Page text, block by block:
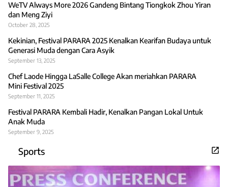
WeTV Always More 2026 Gandeng Bintang Tiongkok Zhou Yiran
dan Meng Ziyi
October 28, 2025
Kekinian, Festival PARARA 2025 Kenalkan Kearifan Budaya untuk
Generasi Muda dengan Cara Asyik
September 13, 2025
Chef Laode Hingga LaSalle College Akan meriahkan PARARA
Mini Festival 2025
September 11, 2025
Festival PARARA Kembali Hadir, Kenalkan Pangan Lokal Untuk
Anak Muda
September 9, 2025
Sports